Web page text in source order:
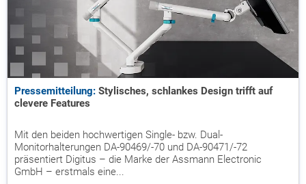
Pressemitteilung: Stylisches, schlankes Design trifft auf
clevere Features
Mit den beiden hochwertigen Single- bzw. Dual-
Monitorhalterungen DA-90469/-70 und DA-90471/-72
präsentiert Digitus – die Marke der Assmann Electronic
GmbH – erstmals eine...